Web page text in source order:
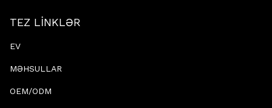
TEZ LİNKLƏR
EV
MƏHSULLAR
OEM/ODM